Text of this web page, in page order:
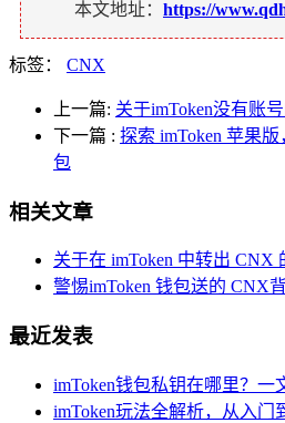
本文地址： https://
标签： CNX
上一篇: 关于imToken没有账
下一篇 : 探索 imToken 苹果
包
相关文章
关于在 imToken 中转出 CNX
警惕imToken 钱包送的 CNX
最近发表
imToken钱包私钥在哪里？
imToken玩法全解析，从入门